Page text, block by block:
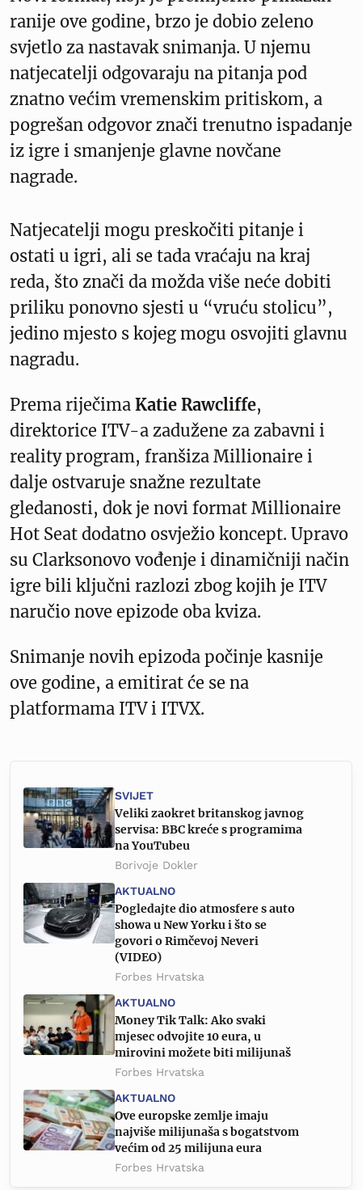
ranije ove godine, brzo je dobio zeleno
svjetlo za nastavak snimanja. U njemu
natjecatelji odgovaraju na pitanja pod
znatno većim vremenskim pritiskom, a
pogrešan odgovor znači trenutno ispadanje
iz igre i smanjenje glavne novčane
nagrade.
Natjecatelji mogu preskočiti pitanje i
ostati u igri, ali se tada vraćaju na kraj
reda, što znači da možda više neće dobiti
priliku ponovno sjesti u “vruću stolicu”,
jedino mjesto s kojeg mogu osvojiti glavnu
nagradu.
Prema riječima Katie Rawcliffe,
direktorice ITV-a zadužene za zabavni i
reality program, franšiza Millionaire i
dalje ostvaruje snažne rezultate
gledanosti, dok je novi format Millionaire
Hot Seat dodatno osvježio koncept. Upravo
su Clarksonovo vođenje i dinamičniji način
igre bili ključni razlozi zbog kojih je ITV
naručio nove epizode oba kviza.
Snimanje novih epizoda počinje kasnije
ove godine, a emitirat će se na
platformama ITV i ITVX.
SVIJET
Veliki zaokret britanskog javnog
servisa: BBC kreće s programima
na YouTubeu
Borivoje Dokler
AKTUALNO
Pogledajte dio atmosfere s auto
showa u New Yorku i što se
govori o Rimčevoj Neveri
(VIDEO)
Forbes Hrvatska
AKTUALNO
Money Tik Talk: Ako svaki
mjesec odvojite 10 eura, u
mirovini možete biti milijunaš
Forbes Hrvatska
AKTUALNO
Ove europske zemlje imaju
najviše milijunaša s bogatstvom
većim od 25 milijuna eura
Forbes Hrvatska